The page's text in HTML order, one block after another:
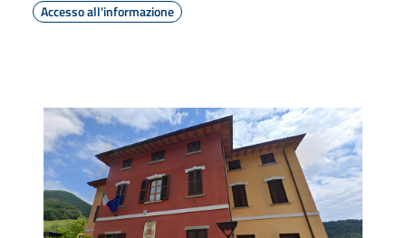
Accesso all'informazione